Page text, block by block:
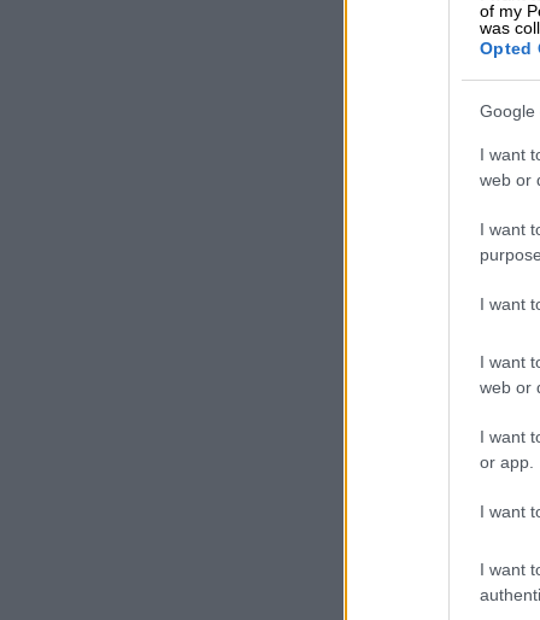
of my
was
Opted
Google
I want
web or
I want
I want
I want
web or
I want
or app.
I want
I want